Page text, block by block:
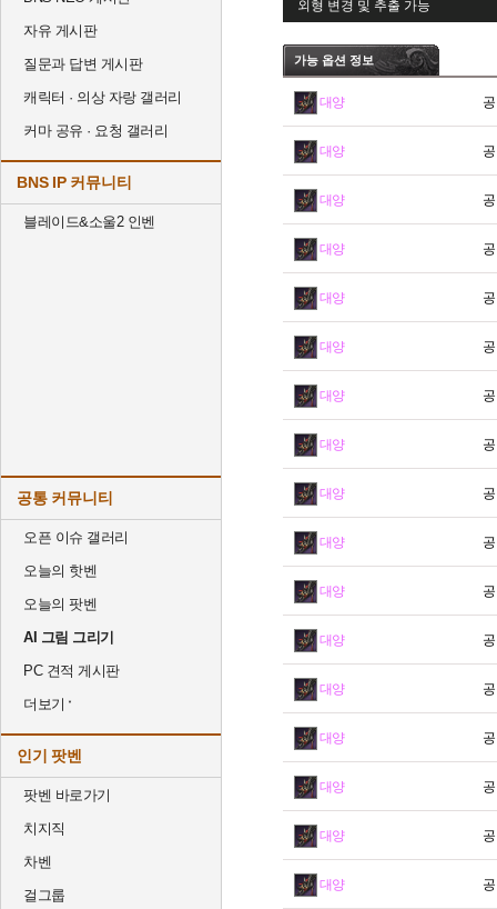
자유 게시판
질문과 답변 게시판
캐릭터 · 의상 자랑 갤러리
커마 공유 · 요청 갤러리
BNS IP 커뮤니티
블레이드&소울2 인벤
공통 커뮤니티
오픈 이슈 갤러리
오늘의 핫벤
오늘의 팟벤
AI 그림 그리기
PC 견적 게시판
더보기
인기 팟벤
팟벤 바로가기
치지직
차벤
걸그룹
외형 변경 및 추출 가능
가능 옵션 정보
대양
대양
대양
대양
대양
대양
대양
대양
대양
대양
대양
대양
대양
대양
대양
대양
대양